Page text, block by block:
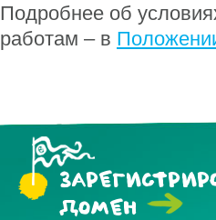
Подробнее об
работам – в
ДОМЕН